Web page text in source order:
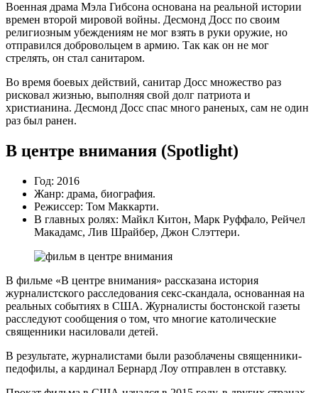
Военная драма Мэла Гибсона основана на реальной истории
времен второй мировой войны. Десмонд Досс по своим
религиозным убеждениям не мог взять в руки оружие, но
отправился добровольцем в армию. Так как он не мог
стрелять, он стал санитаром.
Во время боевых действий, санитар Досс множество раз
рисковал жизнью, выполняя свой долг патриота и
христианина. Десмонд Досс спас много раненых, сам не один
раз был ранен.
В центре внимания (Spotlight)
Год: 2016
Жанр: драма, биография.
Режиссер: Том Маккарти.
В главных ролях: Майкл Китон, Марк Руффало, Рейчел
Макадамс, Лив Шрайбер, Джон Слэттери.
В фильме «В центре внимания» рассказана история
журналистского расследования секс-скандала, основанная на
реальных событиях в США. Журналисты бостонской газеты
расследуют сообщения о том, что многие католические
священники насиловали детей.
В результате, журналистами были разоблачены священники-
педофилы, а кардинал Бернард Лоу отправлен в отставку.